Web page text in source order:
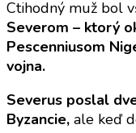
Ctihodný muž bol
Severom – ktorý
Pescenniusom
vojna.
Severus poslal
Byzancie, ale keď